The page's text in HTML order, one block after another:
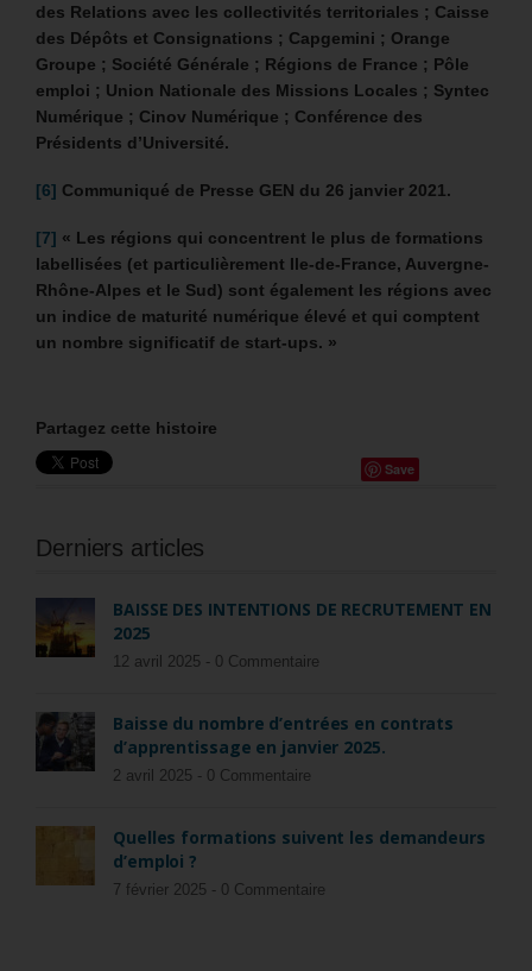
des Relations avec les collectivités territoriales ; Caisse
des Dépôts et Consignations ; Capgemini ; Orange
Groupe ; Société Générale ; Régions de France ; Pôle
emploi ; Union Nationale des Missions Locales ; Syntec
Numérique ; Cinov Numérique ; Conférence des
Présidents d’Université.
[6] Communiqué de Presse GEN du 26 janvier 2021.
[7] « Les régions qui concentrent le plus de formations
labellisées (et particulièrement Ile-de-France, Auvergne-
Rhône-Alpes et le Sud) sont également les régions avec
un indice de maturité numérique élevé et qui comptent
un nombre significatif de start-ups. »
Partagez cette histoire
Save
Derniers articles
BAISSE DES INTENTIONS DE RECRUTEMENT EN
2025
12 avril 2025 - 0 Commentaire
Baisse du nombre d’entrées en contrats
d’apprentissage en janvier 2025.
2 avril 2025 - 0 Commentaire
Quelles formations suivent les demandeurs
d’emploi ?
7 février 2025 - 0 Commentaire